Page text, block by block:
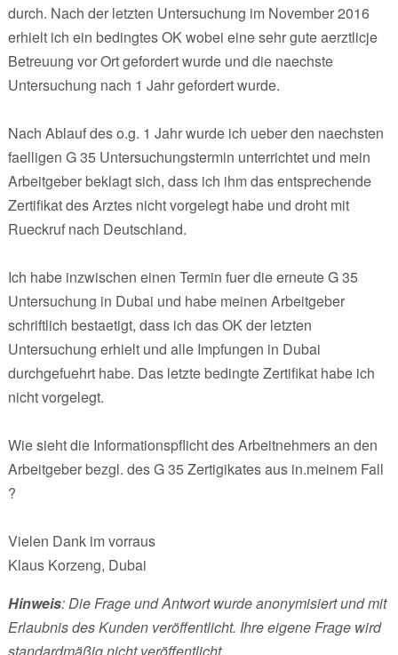
durch. Nach der letzten Untersuchung im November 2016
erhielt ich ein bedingtes OK wobei eine sehr gute aerztlicje
Betreuung vor Ort gefordert wurde und die naechste
Untersuchung nach 1 Jahr gefordert wurde.
Nach Ablauf des o.g. 1 Jahr wurde ich ueber den naechsten
faelligen G 35 Untersuchungstermin unterrichtet und mein
Arbeitgeber beklagt sich, dass ich ihm das entsprechende
Zertifikat des Arztes nicht vorgelegt habe und droht mit
Rueckruf nach Deutschland.
Ich habe inzwischen einen Termin fuer die erneute G 35
Untersuchung in Dubai und habe meinen Arbeitgeber
schriftlich bestaetigt, dass ich das OK der letzten
Untersuchung erhielt und alle Impfungen in Dubai
durchgefuehrt habe. Das letzte bedingte Zertifikat habe ich
nicht vorgelegt.
Wie sieht die Informationspflicht des Arbeitnehmers an den
Arbeitgeber bezgl. des G 35 Zertigikates aus in.meinem Fall
?
Vielen Dank im vorraus
Klaus Korzeng, Dubai
Hinweis: Die Frage und Antwort wurde anonymisiert und mit
Erlaubnis des Kunden veröffentlicht. Ihre eigene Frage wird
standardmäßig nicht veröffentlicht.